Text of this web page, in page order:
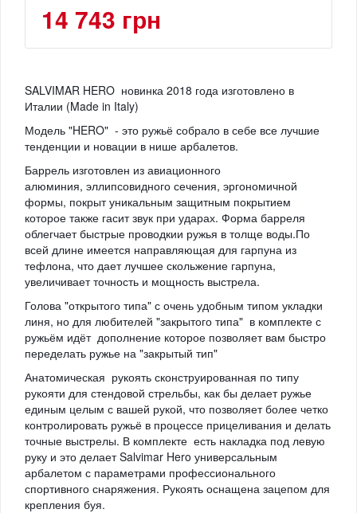
14 743 грн
SALVIMAR HERO новинка 2018 года изготовлено в
Италии (Made in Italy)
Модель "HERO" - это ружьё собрало в себе все лучшие
тенденции и новации в нише арбалетов.
Баррель изготовлен из авиационного
алюминия, эллипсовидного сечения, эргономичной
формы, покрыт уникальным защитным покрытием
которое также гасит звук при ударах. Форма барреля
облегчает быстрые проводкии ружья в толще воды.По
всей длине имеется направляющая для гарпуна из
тефлона, что дает лучшее скольжение гарпуна,
увеличивает точность и мощность выстрела.
Голова "открытого типа" с очень удобным типом укладки
линя, но для любителей "закрытого типа" в комплекте с
ружьём идёт дополнение которое позволяет вам быстро
переделать ружье на "закрытый тип"
Анатомическая рукоять сконструированная по типу
рукояти для стендовой стрельбы, как бы делает ружье
единым целым с вашей рукой, что позволяет более четко
контролировать ружьё в процессе прицеливания и делать
точные выстрелы. В комплекте есть накладка под левую
руку и это делает Salvimar Hero универсальным
арбалетом с параметрами профессионального
спортивного снаряжения. Рукоять оснащена зацепом для
крепления буя.